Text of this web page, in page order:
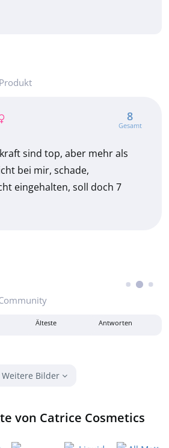
8
Gesamt
sind top, aber mehr als
bei mir, schade,
eingehalten, soll doch 7
Älteste Antworten
Weitere Bilder
von Catrice Cosmetics